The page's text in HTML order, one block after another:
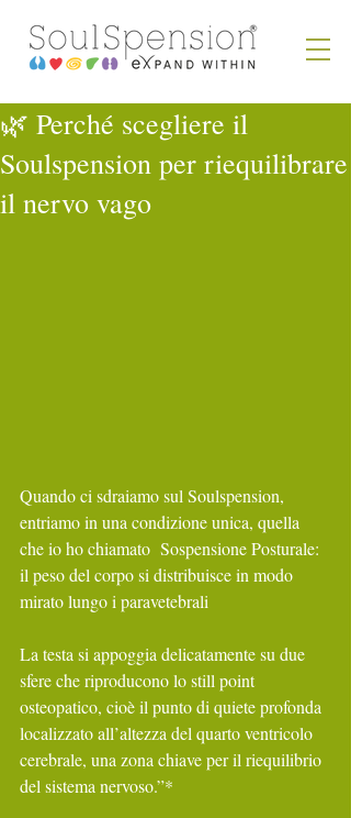
🌿 Perché scegliere il
Soulspension per riequilibrare
il nervo vago
Quando ci sdraiamo sul Soulspension,
entriamo in una condizione unica, quella
che io ho chiamato  Sospensione Posturale:
il peso del corpo si distribuisce in modo
mirato lungo i paravetebrali
La testa si appoggia delicatamente su due
sfere che riproducono lo still point
osteopatico, cioè il punto di quiete profonda
localizzato all’altezza del quarto ventricolo
cerebrale, una zona chiave per il riequilibrio
del sistema nervoso.”*